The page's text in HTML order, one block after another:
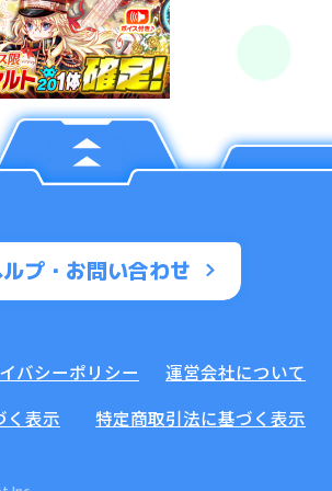
プ・お問い合わせ
バシーポリシー
運営会社について
く表示
特定商取引法に基づく表示